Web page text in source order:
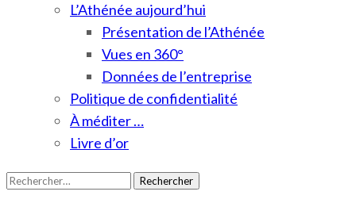
L’Athénée aujourd’hui
Présentation de l’Athénée
Vues en 360°
Données de l’entreprise
Politique de confidentialité
À méditer …
Livre d’or
Rechercher :